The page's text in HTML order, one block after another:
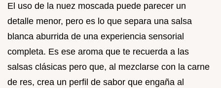
El uso de la nuez moscada puede parecer un
detalle menor, pero es lo que separa una salsa
blanca aburrida de una experiencia sensorial
completa. Es ese aroma que te recuerda a las
salsas clásicas pero que, al mezclarse con la carne
de res, crea un perfil de sabor que engaña al